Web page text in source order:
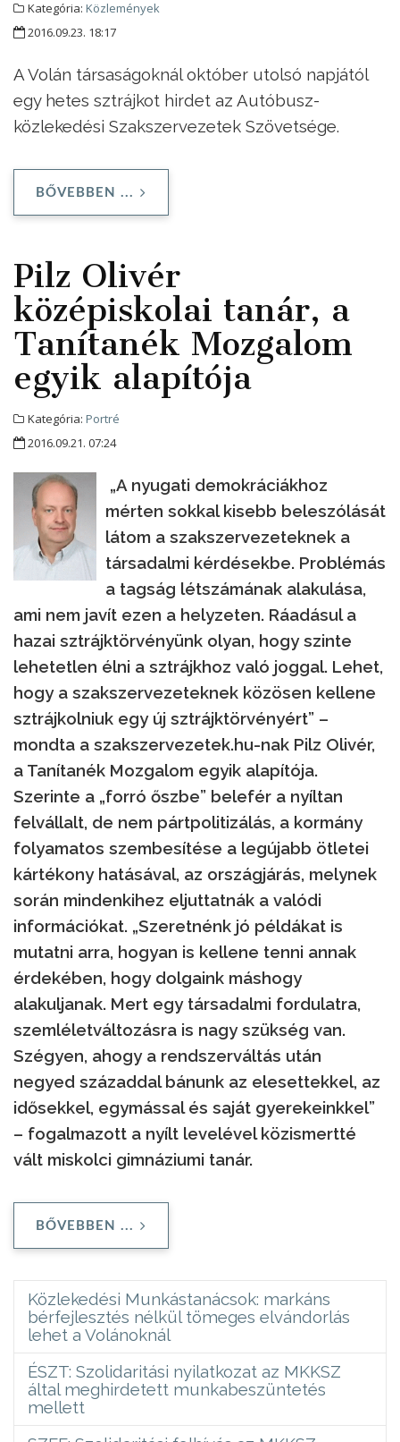
Kategória: Közlemények
2016.09.23. 18:17
A Volán társaságoknál október utolsó napjától
egy hetes sztrájkot hirdet az Autóbusz-
közlekedési Szakszervezetek Szövetsége.
BŐVEBBEN ...
Pilz Olivér
középiskolai tanár, a
Tanítanék Mozgalom
egyik alapítója
Kategória: Portré
2016.09.21. 07:24
„A nyugati demokráciákhoz
mérten sokkal kisebb beleszólását
látom a szakszervezeteknek a
társadalmi kérdésekbe. Problémás
a tagság létszámának alakulása,
ami nem javít ezen a helyzeten. Ráadásul a
hazai sztrájktörvényünk olyan, hogy szinte
lehetetlen élni a sztrájkhoz való joggal. Lehet,
hogy a szakszervezeteknek közösen kellene
sztrájkolniuk egy új sztrájktörvényért” –
mondta a szakszervezetek.hu-nak Pilz Olivér,
a Tanítanék Mozgalom egyik alapítója.
Szerinte a „forró őszbe” belefér a nyíltan
felvállalt, de nem pártpolitizálás, a kormány
folyamatos szembesítése a legújabb ötletei
kártékony hatásával, az országjárás, melynek
során mindenkihez eljuttatnák a valódi
információkat. „Szeretnénk jó példákat is
mutatni arra, hogyan is kellene tenni annak
érdekében, hogy dolgaink máshogy
alakuljanak. Mert egy társadalmi fordulatra,
szemléletváltozásra is nagy szükség van.
Szégyen, ahogy a rendszerváltás után
negyed századdal bánunk az elesettekkel, az
idősekkel, egymással és saját gyerekeinkkel”
– fogalmazott a nyílt levelével közismertté
vált miskolci gimnáziumi tanár.
BŐVEBBEN ...
Közlekedési Munkástanácsok: markáns
bérfejlesztés nélkül tömeges elvándorlás
lehet a Volánoknál
ÉSZT: Szolidaritási nyilatkozat az MKKSZ
által meghirdetett munkabeszüntetés
mellett